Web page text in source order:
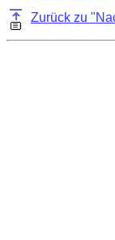
Zurück zu